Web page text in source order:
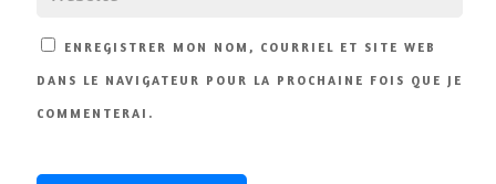
ENREGISTRER MON NOM, COURRIEL ET SITE WEB
DANS LE NAVIGATEUR POUR LA PROCHAINE FOIS QUE JE
COMMENTERAI.